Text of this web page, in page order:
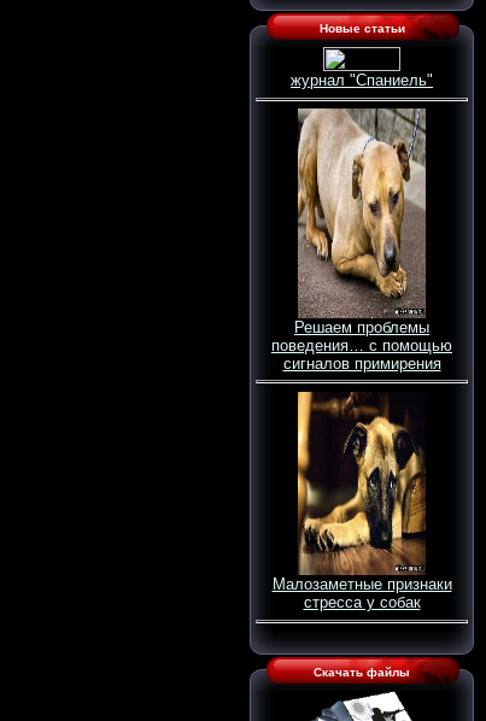
Новые статьи
журнал "Спаниель"
Решаем проблемы
поведения… с помощью
сигналов примирения
Малозаметные признаки
стресса у собак
Скачать файлы